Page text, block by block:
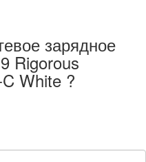
зарядное
Rigorous
White ?